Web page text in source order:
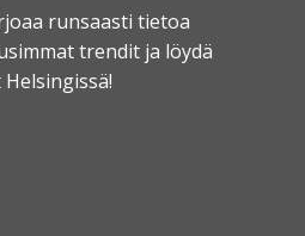
runsaasti tietoa
trendit ja löydä